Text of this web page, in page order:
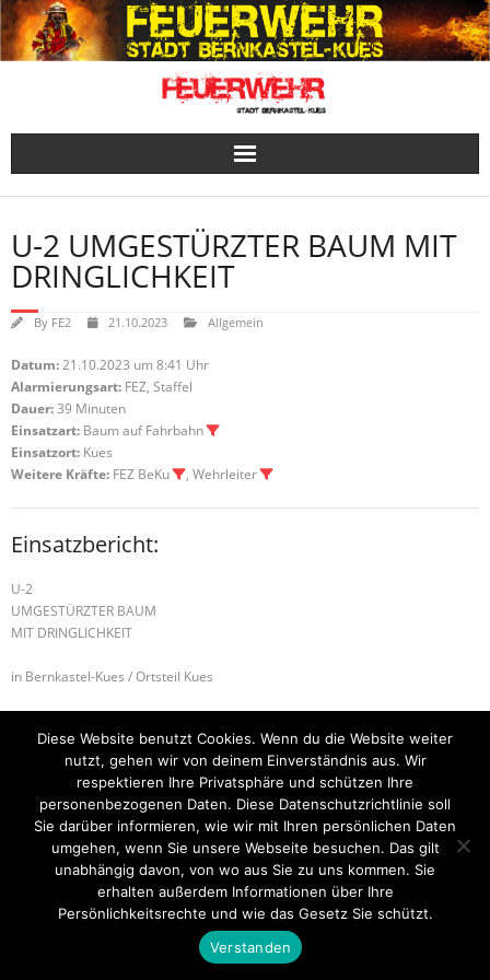
Skip
to
content
U-2 UMGESTÜRZTER BAUM MIT
DRINGLICHKEIT
By FE2 21.10.2023 Allgemein
Datum:21.10.2023 um 8:41 Uhr
Alarmierungsart: FEZ, Staffel
Dauer:39 Minuten
Einsatzart: Baum auf Fahrbahn
Einsatzort: Kues
Weitere Kräfte: FEZ BeKu , Wehrleiter
Einsatzbericht:
U-2
UMGESTÜRZTER BAUM
MIT DRINGLICHKEIT
in Bernkastel-Kues / Ortsteil Kues
BeKu WL
B-2 BRANDMELDEANLAGE B-2 BRANDMELDEANLAGE
Startseite Einsätze Mitglied werden Über uns
Bilder
Kontakt
Think Up Themes Ltd. Powered by
Diese Website benutzt Cookies. Wenn du die Website weiter
nutzt, gehen wir von deinem Einverständnis aus. Wir
respektieren Ihre Privatsphäre und schützen Ihre
personenbezogenen Daten. Diese Datenschutzrichtlinie soll
Sie darüber informieren, wie wir mit Ihren persönlichen Daten
umgehen, wenn Sie unsere Webseite besuchen. Das gilt
unabhängig davon, von wo aus Sie zu uns kommen. Sie
erhalten außerdem Informationen über Ihre
Persönlichkeitsrechte und wie das Gesetz Sie schützt.
Verstanden